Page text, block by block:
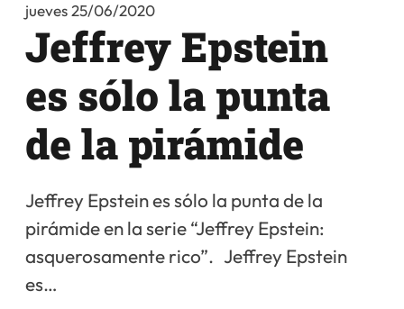
Jeffrey Epstein
es sólo la punta
de la pirámide
jueves 25/06/2020
Jeffrey Epstein es sólo la punta de la
pirámide en la serie “Jeffrey Epstein:
asquerosamente rico”. Jeffrey Epstein
es…